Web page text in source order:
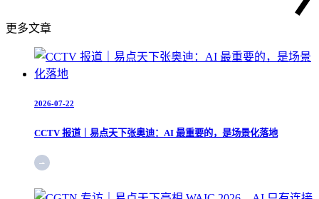
更多文章
2026-07-22
CCTV 报道｜易点天下张奥迪：AI 最重要的，是场景化落地